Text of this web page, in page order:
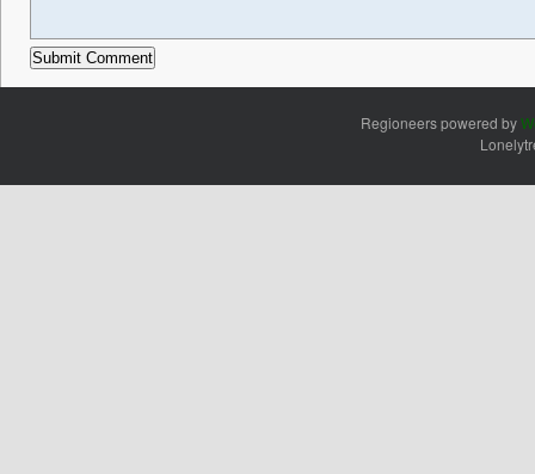
Regioneers powered by